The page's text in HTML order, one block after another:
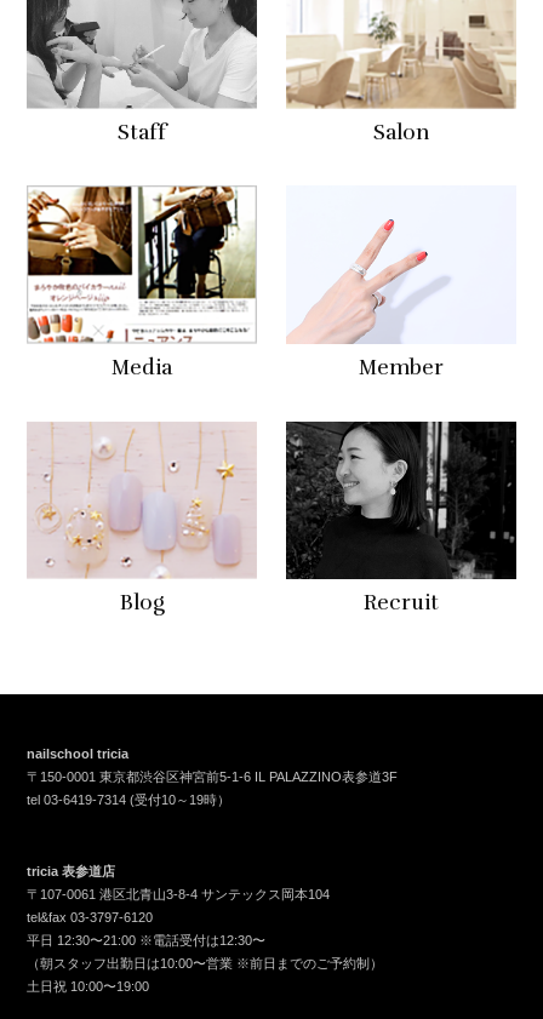
Staff Salon
Media Member
Blog Recruit
nailschool tricia
〒150-0001 東京都渋谷区神宮前5-1-6 IL PALAZZINO表参道3F
tel03-6419-7314 (受付10～19時）
tricia 表参道店
〒107-0061 港区北青山3-8-4 サンテックス岡本104
tel&fax03-3797-6120
平日 12:30〜21:00 ※電話受付は12:30〜
（朝スタッフ出勤日は10:00〜営業 ※前日までのご予約制）
土日祝 10:00〜19:00